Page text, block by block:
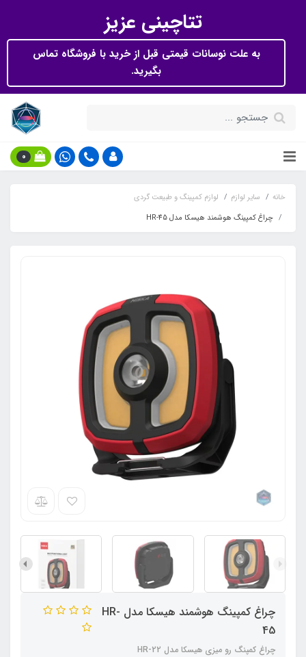
تتاچینی عزیز
به علت نوسانات قیمتی قبل از خرید با فروشگاه تماس
بگیرید.
0
خانه سایر لوازم
لوازم کمپینگ و طبیعت گردی
چراغ کمپینگ هوشمند هیسکا مدل HR-45
چراغ کمپینگ هوشمند هیسکا مدل HR-
45
چراغ کمپنگ رو میزی هیسکا مدل HR-22